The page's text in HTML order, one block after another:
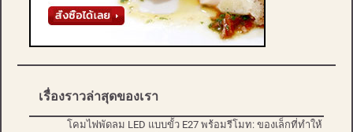
เรื่องราวล่าสุดของเรา
โคมไฟพัดลม LED แบบขั้ว E27 พร้อมรีโมท: ของเล็กที่ทำให้